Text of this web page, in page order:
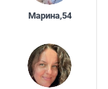
Марина,54